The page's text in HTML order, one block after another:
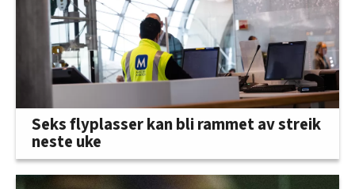
Seks flyplasser kan bli rammet av streik
neste uke